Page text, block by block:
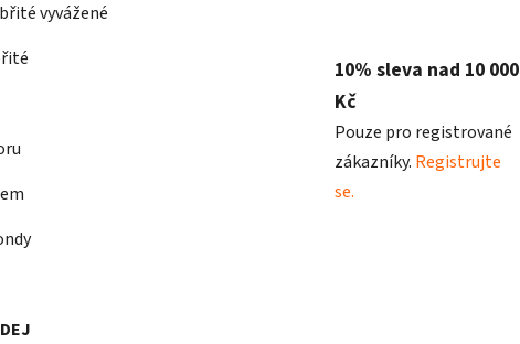
vyvážené
10% sleva nad 10 000
Kč
Pouze pro registrované
zákazníky. Registrujte
se.